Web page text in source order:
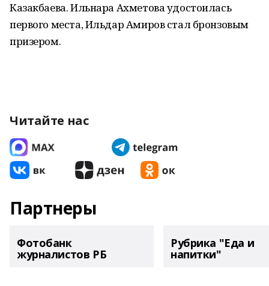
Казакбаева. Ильнара Ахметова удостоилась
первого места, Ильдар Амиров стал бронзовым
призером.
Читайте нас
Партнеры
Фотобанк
журналистов РБ
Рубрика "Еда и
напитки"